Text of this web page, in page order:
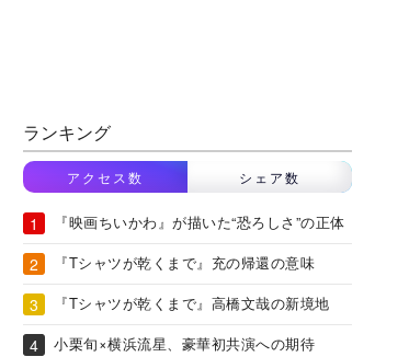
ランキング
アクセス数 シェア数
『映画ちいかわ』が描いた“恐ろしさ”の正体
『Tシャツが乾くまで』充の帰還の意味
『Tシャツが乾くまで』高橋文哉の新境地
小栗旬×横浜流星、豪華初共演への期待